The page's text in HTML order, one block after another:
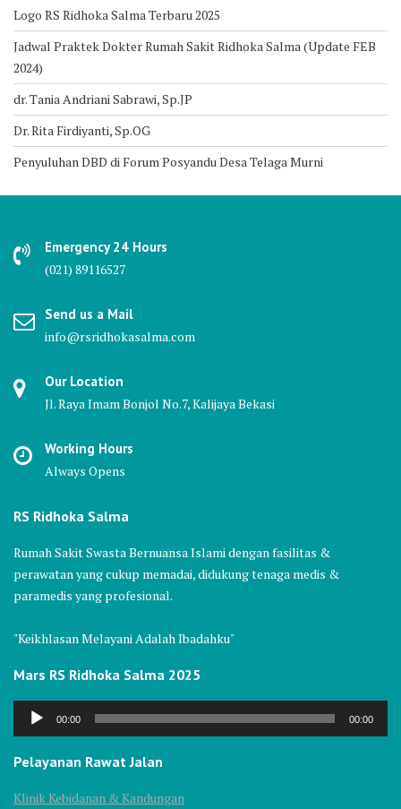
Logo RS Ridhoka Salma Terbaru 2025
Jadwal Praktek Dokter Rumah Sakit Ridhoka Salma (Update FEB
2024)
dr. Tania Andriani Sabrawi, Sp.JP
Dr. Rita Firdiyanti, Sp.OG
Penyuluhan DBD di Forum Posyandu Desa Telaga Murni
Emergency 24 Hours
(021) 89116527
Send us a Mail
info@rsridhokasalma.com
Our Location
Jl. Raya Imam Bonjol No.7, Kalijaya Bekasi
Working Hours
Always Opens
RS Ridhoka Salma
Rumah Sakit Swasta Bernuansa Islami dengan fasilitas &
perawatan yang cukup memadai, didukung tenaga medis &
paramedis yang profesional.
"Keikhlasan Melayani Adalah Ibadahku"
Mars RS Ridhoka Salma 2025
Audio
00:00 00:00
Pelayanan Rawat Jalan
Klinik Kebidanan & Kandungan